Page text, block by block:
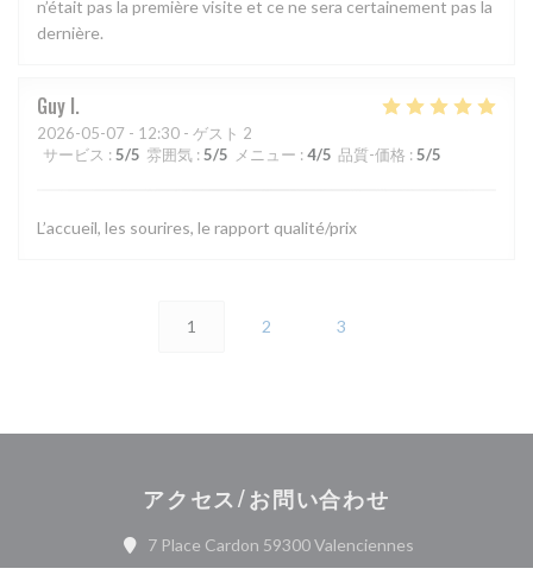
n’était pas la première visite et ce ne sera certainement pas la
dernière.
Guy I
2026-05-07 - 12:30 - ゲスト 2
サービス : 5/5 雰囲気 : 5/5 メニュー : 4/5 品質-価格 : 5/5
L’accueil, les sourires, le rapport qualité/prix
1 2 3
アクセス/お問い合わせ
7 Place Cardon 59300 Valenciennes((新しいウィン